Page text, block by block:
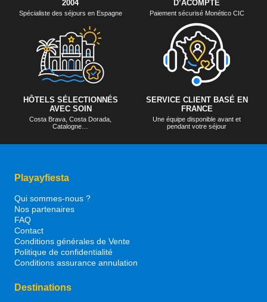
2004
Spécialiste des séjours en Espagne
D’ACOMPTE
Paiement sécurisé Monético CIC
HÔTELS SÉLECTIONNÉS
AVEC SOIN
Costa Brava, Costa Dorada,
Catalogne…
SERVICE CLIENT BASÉ EN
FRANCE
Une équipe disponible avant et
pendant votre séjour
Playayfiesta
Qui sommes-nous ?
Nos partenaires
FAQ
Contact
Conditions générales de Vente
Politique de confidentialité
Conditions assurance annulation
Destinations